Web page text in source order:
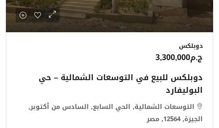
دوبلكس
ج.م3,300,000
دوبلكس للبيع في التوسعات الشمالية – حي
البوليفارد
التوسعات الشمالية, الحي السابع, السادس من أكتوبر,
الجيزة, 12564, مصر